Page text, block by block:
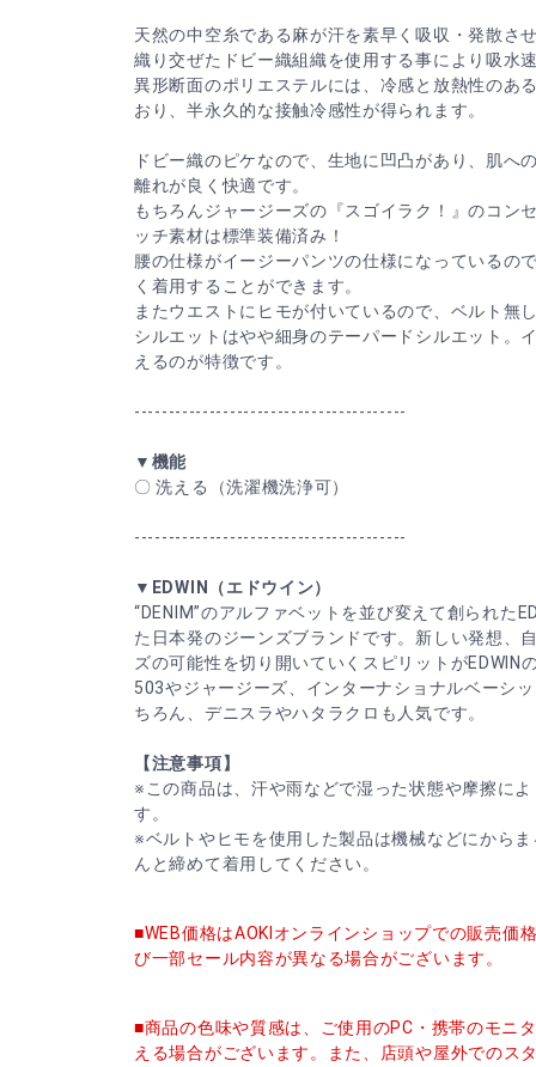
天然の中空糸である麻が汗を素早く吸収・発散さ
織り交ぜたドビー織組織を使用する事により吸水
異形断面のポリエステルには、冷感と放熱性のあ
おり、半永久的な接触冷感性が得られます。
ドビー織のピケなので、生地に凹凸があり、肌へ
離れが良く快適です。
もちろんジャージーズの『スゴイラク！』のコン
ッチ素材は標準装備済み！
腰の仕様がイージーパンツの仕様になっているの
く着用することができます。
またウエストにヒモが付いているので、ベルト無
シルエットはやや細身のテーパードシルエット。
えるのが特徴です。
----------------------------------------
▼機能
〇 洗える（洗濯機洗浄可）
----------------------------------------
▼EDWIN（エドウイン）
“DENIM”のアルファベットを並び変えて創られた
た日本発のジーンズブランドです。新しい発想、
ズの可能性を切り開いていくスピリットがEDWIN
503やジャージーズ、インターナショナルベーシ
ちろん、デニスラやハタラクロも人気です。
【注意事項】
※この商品は、汗や雨などで湿った状態や摩擦に
す。
※ベルトやヒモを使用した製品は機械などにから
んと締めて着用してください。
■WEB価格はAOKIオンラインショップでの販売価
び一部セール内容が異なる場合がございます。
■商品の色味や質感は、ご使用のPC・携帯のモニ
える場合がございます。また、店頭や屋外でのス